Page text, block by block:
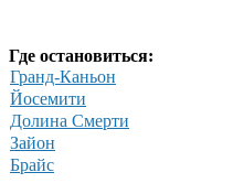
Где остановиться:
Гранд-Каньон
Йосемити
Долина Смерти
Зайон
Брайс